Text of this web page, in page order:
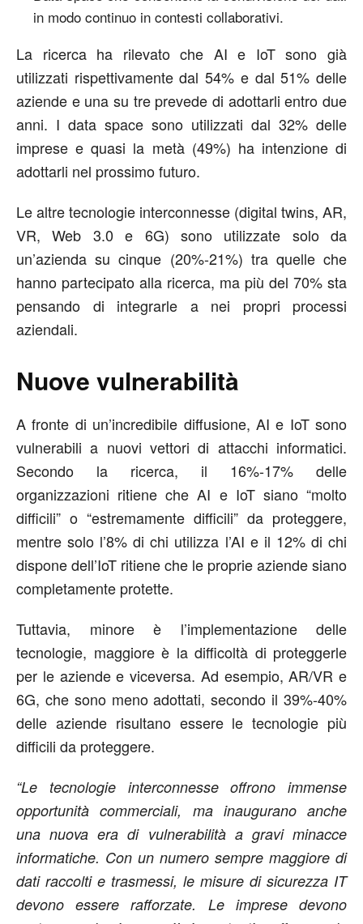
in modo continuo in contesti collaborativi.
La ricerca ha rilevato che AI e IoT sono già
utilizzati rispettivamente dal 54% e dal 51% delle
aziende e una su tre prevede di adottarli entro due
anni. I data space sono utilizzati dal 32% delle
imprese e quasi la metà (49%) ha intenzione di
adottarli nel prossimo futuro.
Le altre tecnologie interconnesse (digital twins, AR,
VR, Web 3.0 e 6G) sono utilizzate solo da
un’azienda su cinque (20%-21%) tra quelle che
hanno partecipato alla ricerca, ma più del 70% sta
pensando di integrarle a nei propri processi
aziendali.
Nuove vulnerabilità
A fronte di un’incredibile diffusione, AI e IoT sono
vulnerabili a nuovi vettori di attacchi informatici.
Secondo la ricerca, il 16%-17% delle
organizzazioni ritiene che AI e IoT siano “molto
difficili” o “estremamente difficili” da proteggere,
mentre solo l’8% di chi utilizza l’AI e il 12% di chi
dispone dell’IoT ritiene che le proprie aziende siano
completamente protette.
Tuttavia, minore è l’implementazione delle
tecnologie, maggiore è la difficoltà di proteggerle
per le aziende e viceversa. Ad esempio, AR/VR e
6G, che sono meno adottati, secondo il 39%-40%
delle aziende risultano essere le tecnologie più
difficili da proteggere.
“Le tecnologie interconnesse offrono immense
opportunità commerciali, ma inaugurano anche
una nuova era di vulnerabilità a gravi minacce
informatiche. Con un numero sempre maggiore di
dati raccolti e trasmessi, le misure di sicurezza IT
devono essere rafforzate. Le imprese devono